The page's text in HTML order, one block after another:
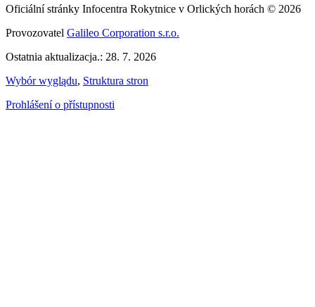
Oficiální stránky Infocentra Rokytnice v Orlických horách © 2026
Provozovatel Galileo Corporation s.r.o.
Ostatnia aktualizacja.: 28. 7. 2026
Wybór wyglądu, Struktura stron
Prohlášení o přístupnosti